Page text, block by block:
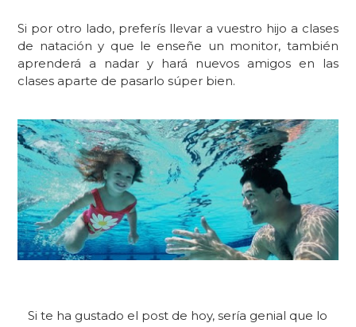
Si por otro lado, preferís llevar a vuestro hijo a clases
de natación y que le enseñe un monitor, también
aprenderá a nadar y hará nuevos amigos en las
clases aparte de pasarlo súper bien.
Si te ha gustado el post de hoy, sería genial que lo